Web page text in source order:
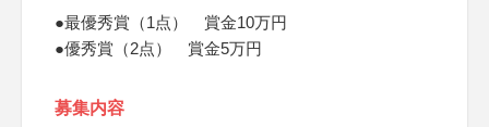
●最優秀賞（1点） 賞金10万円
●優秀賞（2点） 賞金5万円
募集内容